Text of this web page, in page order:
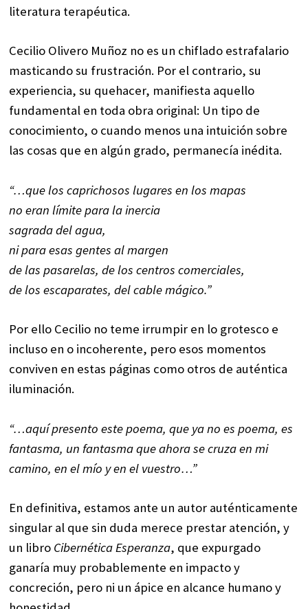
literatura terapéutica.
Cecilio Olivero Muñoz no es un chiflado estrafalario
masticando su frustración. Por el contrario, su
experiencia, su quehacer, manifiesta aquello
fundamental en toda obra original: Un tipo de
conocimiento, o cuando menos una intuición sobre
las cosas que en algún grado, permanecía inédita.
“…que los caprichosos lugares en los mapas
no eran límite para la inercia
sagrada del agua,
ni para esas gentes al margen
de las pasarelas, de los centros comerciales,
de los escaparates, del cable mágico.”
Por ello Cecilio no teme irrumpir en lo grotesco e
incluso en o incoherente, pero esos momentos
conviven en estas páginas como otros de auténtica
iluminación.
“…aquí presento este poema, que ya no es poema, es
fantasma, un fantasma que ahora se cruza en mi
camino, en el mío y en el vuestro…”
En definitiva, estamos ante un autor auténticamente
singular al que sin duda merece prestar atención, y
un libro Cibernética Esperanza, que expurgado
ganaría muy probablemente en impacto y
concreción, pero ni un ápice en alcance humano y